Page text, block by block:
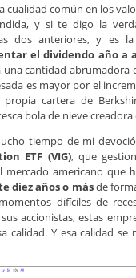
cualidad común en los
y si te digo la
dos anteriores, y es
el dividendo año a
una cantidad abrumadora
es mayor por el
cartera de
bola de nieve creadora
tiempo de mi
ETF (VIG), que
mercado americano que
diez años o másde
difíciles de
accionistas, estas
calidad. Y esa calidad